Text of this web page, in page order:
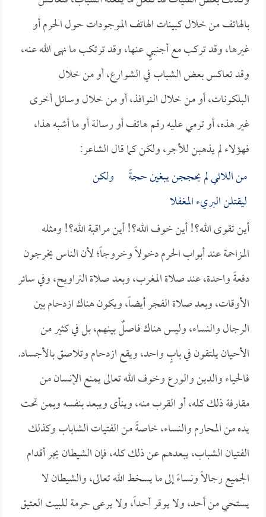
بالهاتف من خلال كبينات الهاتف الموجودات حول الحرم أو
غيرها، وقد تركب مع أجنبيٍ عنها، وقد ترتكب ما نهى الله عنه،
وقد تعاكس بعض الشباب في الشوارع، أو من خلال
البلكونات، أو من خلال النوافذ، أو من خلال وسائل أخرى
غير هذه، أو ترمي عليه رقم هاتف أو رسالة أو ما أشبه هذا،
فهؤلاء لم يذهبن للأجر، ولكن كما قال الشاعر:
من اللائي لم يحججن يبغين حجةً ولكن
ليقتلن البريء المغفلا
أين تقوى الله؟! أين خوف الله؟! أين مراقبة الله؟! ومثله
المزاحمة عند أبواب الحرم دخولاً وخروجاً؛ لأن الناس يخرجون
دفعةً واحدة، عند صلاة المغرب، وبعد صلاة التراويح، وفي سائر
الأوقات، وبعد صلاة الفجر أيضاً، ويكون هناك ازدحام بين
الرجال والنساء، وليس هناك فاصلٌ بينهم، بل في كثير من
الأحيان يلتقون في بابٍ واحد، ويقع ازدحام وتلاصق بالأجساد.
فالحياء والدين والورع وخوف الله تعالى يمنع الإنسان من
مقارفة ذلك كله، أو القرب منه، وينأى ويبعد بنفسه وبمن تحت
يده من المحارم والنساء، خاصةً من الفتيات الشاباب وكذلك
الفتيان الشباب، يبعدهم عن ذلك كله، فإن الشيطان يجر أقدام
الجميع رجالاً ونساءً إلى ما يسخط الله تعالى، والشيطان لا
يستحي من أحد، ولا يوقر أحداً، ولا يرعى حرمة للبيت العتيق